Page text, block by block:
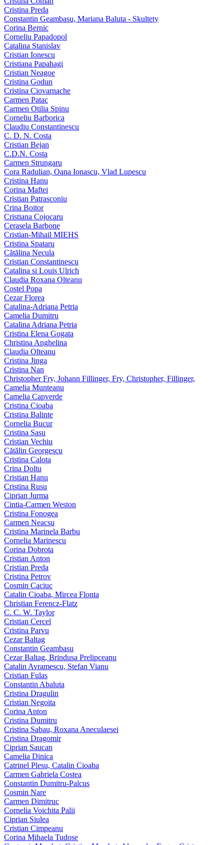
Cristina Preda
Constantin Geambasu, Mariana Baluta - Skultety
Corina Bernic
Corneliu Papadopol
Catalina Stanislav
Cristian Ionescu
Cristiana Papahagi
Cristian Neagoe
Cristina Godun
Cristina Ciovarnache
Carmen Patac
Carmen Otilia Spinu
Corneliu Barborica
Claudiu Constantinescu
C. D. N. Costa
Cristian Bejan
C.D.N. Costa
Carmen Strungaru
Cora Radulian, Oana Ionascu, Vlad Lupescu
Cristina Hanu
Corina Maftei
Cristian Patrasconiu
Crina Boitor
Cristiana Cojocaru
Cerasela Barbone
Cristian-Mihail MIEHS
Cristina Spataru
Cătălina Necula
Cristian Constantinescu
Catalina si Louis Ulrich
Claudia Roxana Olteanu
Costel Popa
Cezar Florea
Catalina-Adriana Petria
Camelia Dumitru
Catalina Adriana Petria
Cristina Elena Gogata
Christina Anghelina
Claudia Olteanu
Cristina Jinga
Cristina Nan
Christopher Fry, Johann Fillinger, Fry, Christopher, Fillinger,
Camelia Munteanu
Camelia Capverde
Cristina Cioaba
Cristina Balinte
Cornelia Bucur
Cristina Sasu
Cristian Vechiu
Cătălin Georgescu
Cristina Calota
Crina Doltu
Cristian Hanu
Cristina Rusu
Ciprian Jurma
Cintia-Carmen Weston
Cristina Fonogea
Carmen Neacsu
Cristina Marinela Barbu
Cornelia Marinescu
Corina Dobrota
Cristian Anton
Cristian Preda
Cristina Petrov
Cosmin Caciuc
Catalin Cioaba, Mircea Flonta
Christian Ferencz-Flatz
C. C. W. Taylor
Cristian Cercel
Cristina Parvu
Cezar Baltag
Constantin Geambasu
Cezar Baltag, Brindusa Prelipceanu
Catalin Avramescu, Stefan Vianu
Cristian Fulas
Constantin Abaluta
Cristina Dragulin
Cristian Negoita
Corina Anton
Cristina Dumitru
Cristina Sabau, Roxana Aneculaesei
Cristina Dragomir
Ciprian Saucan
Camelia Dinica
Catrinel Plesu, Catalin Cioaba
Carmen Gabriela Costea
Constantin Dumitru-Palcus
Cosmin Nare
Carmen Dimitruc
Cornelia Voichita Palii
Ciprian Siulea
Cristian Cimpeanu
Corina Mihaela Tudose